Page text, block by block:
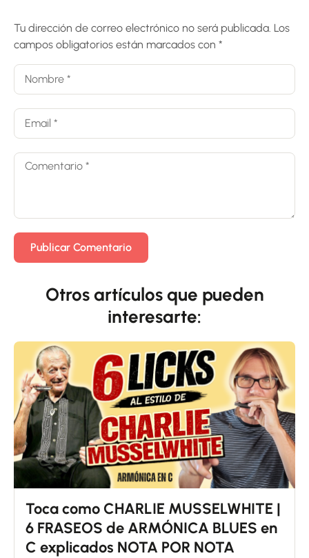
Tu dirección de correo electrónico no será publicada. Los
campos obligatorios están marcados con *
Otros artículos que pueden
interesarte:
Toca como CHARLIE MUSSELWHITE |
6 FRASEOS de ARMÓNICA BLUES en
C explicados NOTA POR NOTA